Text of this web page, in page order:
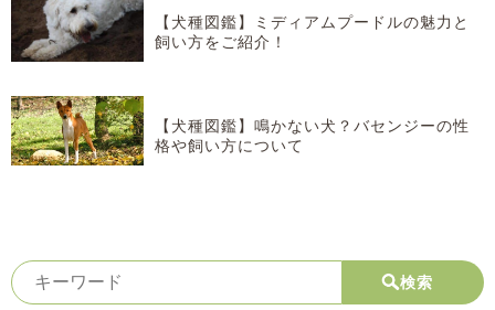
【犬種図鑑】ミディアムプードルの魅力と
飼い方をご紹介！
【犬種図鑑】鳴かない犬？バセンジーの性
格や飼い方について
検索